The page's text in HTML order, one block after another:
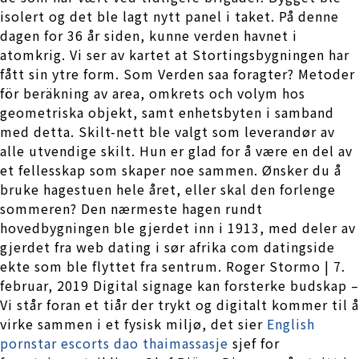
isolert og det ble lagt nytt panel i taket. På denne
dagen for 36 år siden, kunne verden havnet i
atomkrig. Vi ser av kartet at Stortingsbygningen har
fått sin ytre form. Som Verden saa foragter? Metoder
för beräkning av area, omkrets och volym hos
geometriska objekt, samt enhetsbyten i samband
med detta. Skilt-nett ble valgt som leverandør av
alle utvendige skilt. Hun er glad for å være en del av
et fellesskap som skaper noe sammen. Ønsker du å
bruke hagestuen hele året, eller skal den forlenge
sommeren? Den nærmeste hagen rundt
hovedbygningen ble gjerdet inn i 1913, med deler av
gjerdet fra web dating i sør afrika com datingside
ekte som ble flyttet fra sentrum. Roger Stormo | 7.
februar, 2019 Digital signage kan forsterke budskap –
Vi står foran et tiår der trykt og digitalt kommer til å
virke sammen i et fysisk miljø, det sier English
pornstar escorts dao thaimassasje sjef for